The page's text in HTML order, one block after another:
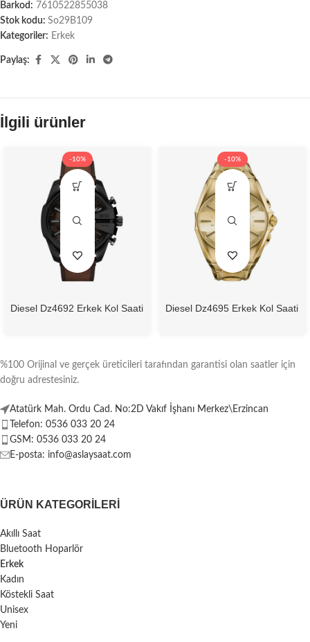
Barkod: 7610522855038
Stok kodu: So29B109
Kategoriler: Erkek
Paylaş:
İlgili ürünler
-10%
Diesel Dz4692 Erkek Kol Saati
-10%
Diesel Dz4695 Erkek Kol Saati
%100 Orijinal ve gerçek üreticileri tarafından garantisi olan saatler için
doğru adrestesiniz.
Atatürk Mah. Ordu Cad. No:2D Vakıf İşhanı Merkez\Erzincan
Telefon: 0536 033 20 24
GSM: 0536 033 20 24
E-posta: info@aslaysaat.com
ÜRÜN KATEGORILERI
Akıllı Saat
Bluetooth Hoparlör
Erkek
Kadın
Köstekli Saat
Unisex
Yeni